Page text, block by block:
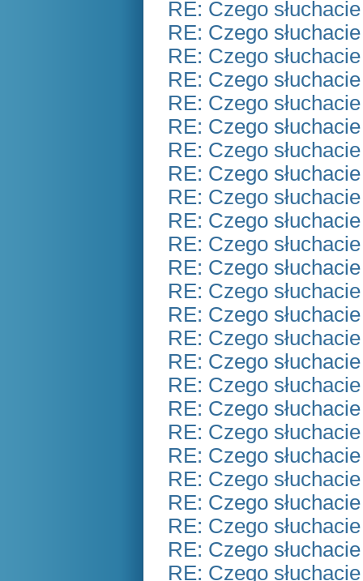
RE: Czego
RE: Czego
RE: Czego
RE: Czego
RE: Czego
RE: Czego
RE: Czego
RE: Czego
RE: Czego
RE: Czego
RE: Czego
RE: Czego
RE: Czego
RE: Czego
RE: Czego
RE: Czego
RE: Czego
RE: Czego
RE: Czego
RE: Czego
RE: Czego
RE: Czego
RE: Czego
RE: Czego
RE: Czego